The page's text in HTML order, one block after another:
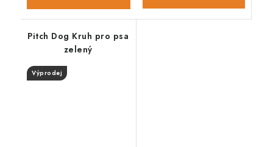
Pitch Dog Kruh pro psa
zelený
Výprodej